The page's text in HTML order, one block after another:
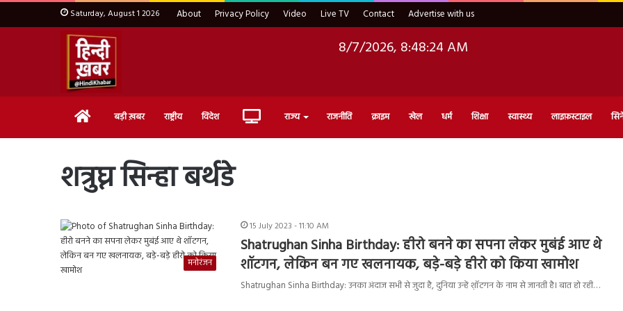
Saturday, August 1 2026 About Privacy Policy Video Live TV Contact Advertise with us
8/7/2026, 8:48:25 AM
Home बड़ी ख़बर राष्ट्रीय विदेश Live राज्य राजनीति क्राइम खेल धर्म शिक्षा स्वास्थ्य लाइफ़स्टाइल
शत्रुघ्न सिन्हा बर्थडे
मनोरंजन
15 July 2023 - 11:10 AM
Shatrughan Sinha Birthday: हीरो बनने का सपना लेकर मुबंई आए थे
शॉटगन, लेकिन बन गए खलनायक, बड़े-बड़े हीरो को किया खामोश
Shatrughan Sinha Birthday: उनका अंदाज सभी से जुदा है, दुनिया उन्हें श़ॉटगन के नाम से जानती है। बात हो रही…